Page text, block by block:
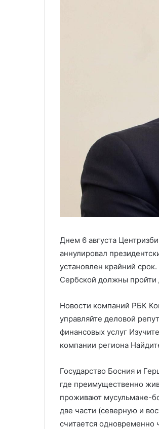
Днем 6 августа
аннулировал
установлен крайний
Сербской должны
Новости компаний РБК
управляйте деловой
финансовых услуг
компании региона
Государство Босния и
где преимущественно
проживают мусульмане-
две части (северную и
считается